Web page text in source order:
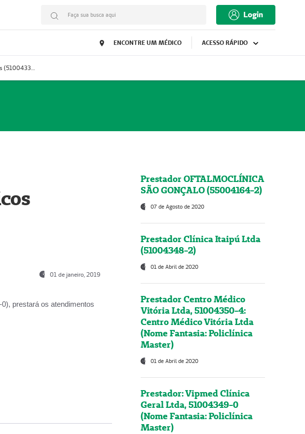
Faça sua busca aqui Login
ENCONTRE UM MÉDICO ACESSO RÁPIDO
Prestador Oncoped Serviços Médicos (51004335-0)
01 de janeiro, 2019
0), prestará os atendimentos
Prestador OFTALMOCLÍNICA
SÃO GONÇALO (55004164-2)
07 de Agosto de 2020
Prestador Clínica Itaipú Ltda
(51004348-2)
01 de Abril de 2020
Prestador Centro Médico
Vitória Ltda, 51004350-4:
Centro Médico Vitória Ltda
(Nome Fantasia: Policlínica
Master)
01 de Abril de 2020
Prestador: Vipmed Clínica
Geral Ltda, 51004349-0
(Nome Fantasia: Policlínica
Master)